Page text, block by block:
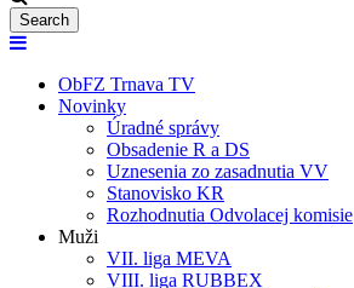
ObFZ Trnava TV
Novinky
Úradné správy
Obsadenie R a DS
Uznesenia zo zasadnutia VV
Stanovisko KR
Rozhodnutia Odvolacej komisie
Muži
VII. liga MEVA
VIII. liga RUBBEX